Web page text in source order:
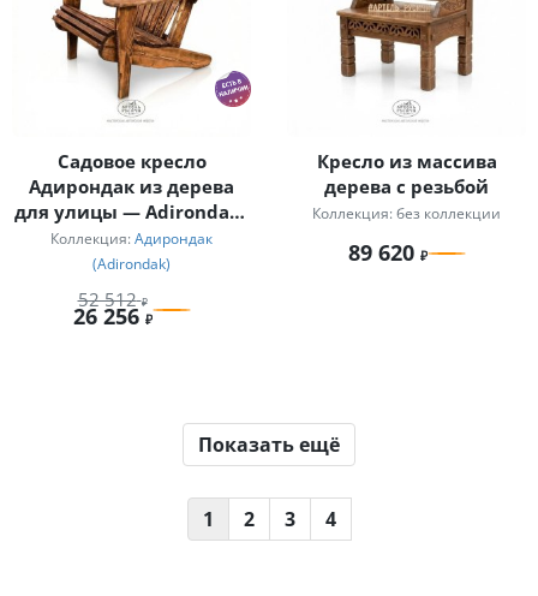
Садовое кресло
Адирондак из дерева
для улицы — Adirondack
chair — американская
классика
Коллекция: Адирондак
(Adirondak)
52 512
26 256
Кресло из массива
дерева с резьбой
Коллекция: без коллекции
89 620
Показать ещё
1 2 3 4